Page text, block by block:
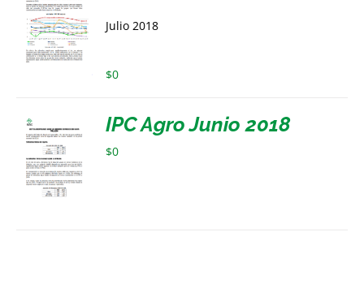
Julio 2018
$0
IPC Agro Junio 2018
$0